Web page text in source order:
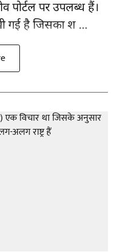
पोर्टल पर उपलब्ध हैं।
गई है जिसका श ...